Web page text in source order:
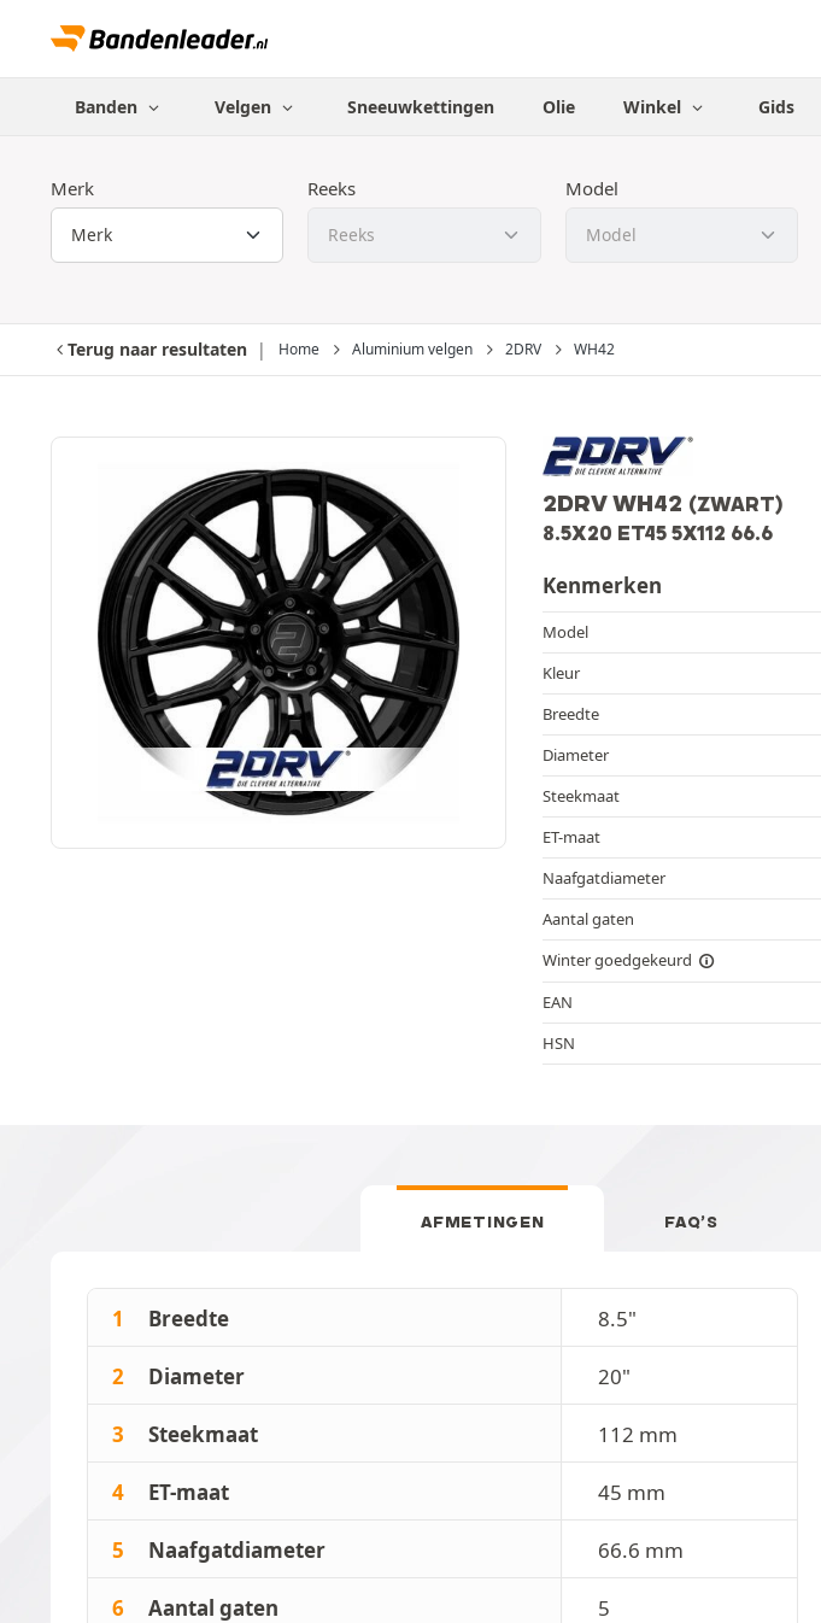
Banden Velgen Sneeuwkettingen Olie Winkel Gids
Merk Reeks Model
Terug naar resultaten Home Aluminium velgen 2DRV WH42
2DRV WH42 (ZWART)
8.5X20 ET45 5X112 66.6
Kenmerken
Model
Kleur
Breedte
Diameter
Steekmaat
ET-maat
Naafgatdiameter
Aantal gaten
Winter goedgekeurd
EAN
HSN
AFMETINGEN FAQ’S
1 Breedte 8.5"
2 Diameter 20"
3 Steekmaat 112 mm
4 ET-maat 45 mm
5 Naafgatdiameter 66.6 mm
6 Aantal gaten 5